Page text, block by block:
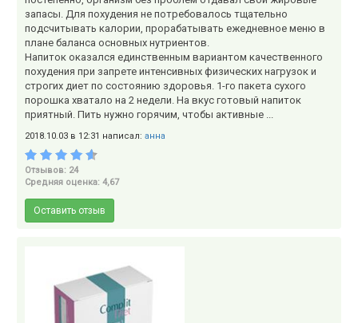
запасы. Для похудения не потребовалось тщательно
подсчитывать калории, прорабатывать ежедневное меню в
плане баланса основных нутриентов.
Напиток оказался единственным вариантом качественного
похудения при запрете интенсивных физических нагрузок и
строгих диет по состоянию здоровья. 1-го пакета сухого
порошка хватало на 2 недели. На вкус готовый напиток
приятный. Пить нужно горячим, чтобы активные ...
2018.10.03 в 12:31 написал: анна
Отзывов: 24
Средняя оценка: 4,67
Оставить отзыв